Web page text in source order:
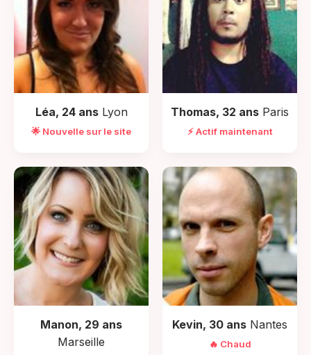
Léa, 24 ans Lyon
🌟 Nouvelle sur le site
Thomas, 32 ans Paris
⚡ Actif maintenant
Manon, 29 ans
Marseille
Kevin, 30 ans Nantes
🔥 Chaud